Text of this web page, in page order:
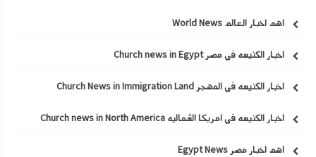
اهم اخبار العالم World News
اخبار الكنيسه في مصر Church news in Egypt
اخبار الكنيسه في المهجر Church News in Immigration Land
اخبار الكنيسه في امريكا الشماليه Church news in North America
اهم اخبار مصر Egypt News